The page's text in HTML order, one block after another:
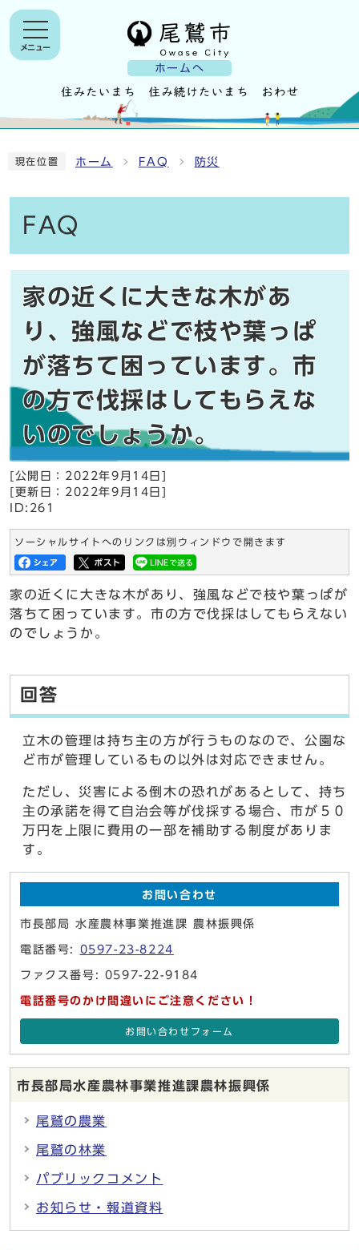
ホームへ
メニュー
現在位置 ホーム FAQ 防災
FAQ
家の近くに大きな木があ
り、強風などで枝や葉っぱ
が落ちて困っています。市
の方で伐採はしてもらえな
いのでしょうか。
[公開日：2022年9月14日]
[更新日：2022年9月14日]
ID:261
ソーシャルサイトへのリンクは別ウィンドウで開きます
家の近くに大きな木があり、強風などで枝や葉っぱが
落ちて困っています。市の方で伐採はしてもらえない
のでしょうか。
回答
立木の管理は持ち主の方が行うものなので、公園な
ど市が管理しているもの以外は対応できません。
ただし、災害による倒木の恐れがあるとして、持ち
主の承諾を得て自治会等が伐採する場合、市が５０
万円を上限に費用の一部を補助する制度がありま
す。
お問い合わせ
市長部局 水産農林事業推進課 農林振興係
電話番号: 0597-23-8224
ファクス番号: 0597-22-9184
電話番号のかけ間違いにご注意ください！
お問い合わせフォーム
市長部局水産農林事業推進課農林振興係
尾鷲の農業
尾鷲の林業
パブリックコメント
お知らせ・報道資料